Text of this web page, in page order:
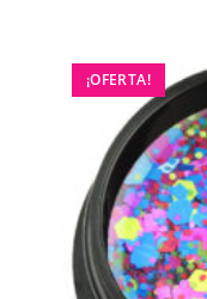
¡OFERTA!